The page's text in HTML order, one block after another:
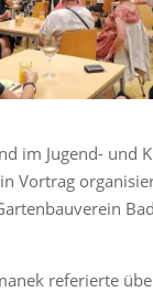
im Jugend- und
Vortrag
referierte